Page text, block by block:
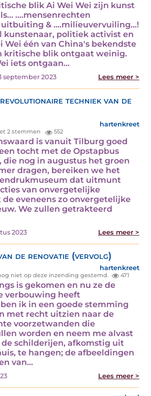
blik Ai Wei Wei zijn kunst
....mensenrechten
uitbuiting & ....milieuvervuiling...!
kunstenaar, politiek activist en
Wei één van China's bekendste
kritische blik ontgaat weinig.
iets ontgaan…
september 2023 Lees meer >
techniek van de
hartenkreet
2 stemmen 552
is vanuit Tilburg goed
tocht met de Opstapbus
die nog in augustus het groen
dragen, bereiken we het
dat uitmunt
van onvergetelijke
eveneens zo onvergetelijke
We zullen getrakteerd
2023 Lees meer >
de renovatie (vervolg)
hartenkreet
niet op deze inzending gestemd. 471
is gekomen en nu ze de
verbouwing heeft
ik in een goede stemming
met recht uitzien naar de
voorzetwanden die
worden en neem me alvast
schilderijen, afkomstig uit
te hangen; de afbeeldingen
van…
Lees meer >